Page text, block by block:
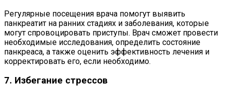
Регулярные посещения врача помогут выявить
панкреатит на ранних стадиях и заболевания, которые
могут спровоцировать приступы. Врач сможет провести
необходимые исследования, определить состояние
панкреаса, а также оценить эффективность лечения и
корректировать его, если необходимо.
7. Избегание стрессов